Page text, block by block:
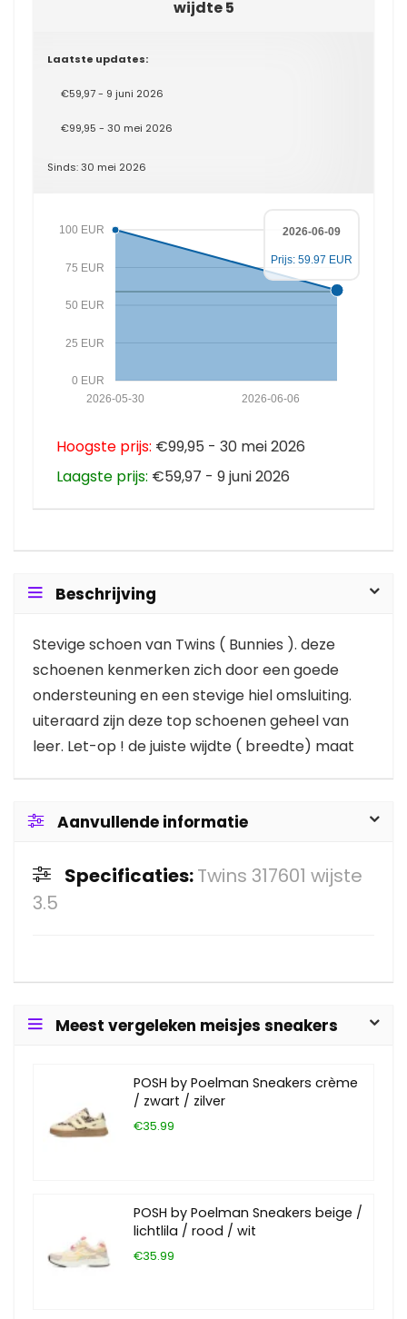
wijdte 5
Laatste updates:
€59,97 - 9 juni 2026
€99,95 - 30 mei 2026
Sinds: 30 mei 2026
0 EUR
25 EUR
50 EUR
75 EUR
100 EUR
2026-06-06
2026-05-30
2026-06-09
Prijs: 59.97 EUR
Hoogste prijs: €99,95 - 30 mei 2026
Laagste prijs: €59,97 - 9 juni 2026
Beschrijving
Stevige schoen van Twins ( Bunnies ). deze
schoenen kenmerken zich door een goede
ondersteuning en een stevige hiel omsluiting.
uiteraard zijn deze top schoenen geheel van
leer. Let-op ! de juiste wijdte ( breedte) maat
Aanvullende informatie
Specificaties:Twins 317601 wijste
3.5
Meest vergeleken meisjes sneakers
POSH by Poelman Sneakers crème
/ zwart / zilver
€35.99
POSH by Poelman Sneakers beige /
lichtlila / rood / wit
€35.99